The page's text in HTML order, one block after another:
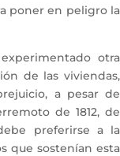
poner en peligro la
otra
de las viviendas,
a pesar de
de 1812, de
preferirse a la
que sostenían esta